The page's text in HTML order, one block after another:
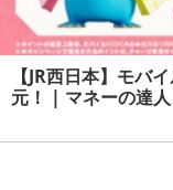
【JR西日本】モバ
元！ | マネーの達人